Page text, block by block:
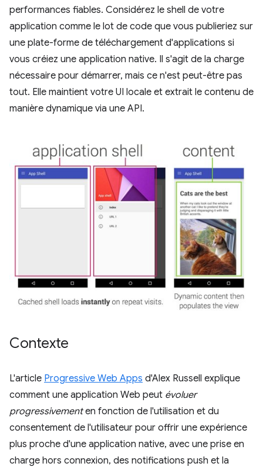
performances fiables. Considérez le shell de votre
application comme le lot de code que vous publieriez sur
une plate-forme de téléchargement d'applications si
vous créiez une application native. Il s'agit de la charge
nécessaire pour démarrer, mais ce n'est peut-être pas
tout. Elle maintient votre UI locale et extrait le contenu de
manière dynamique via une API.
Contexte
L'article Progressive Web Apps d'Alex Russell explique
comment une application Web peut évoluer
progressivementen fonction de l'utilisation et du
consentement de l'utilisateur pour offrir une expérience
plus proche d'une application native, avec une prise en
charge hors connexion, des notifications push et la